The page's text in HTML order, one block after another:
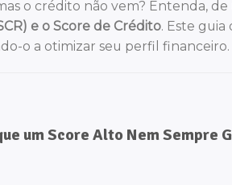
o crédito não vem? Entenda,
e o Score de Crédito. Este
o a otimizar seu perfil financeiro.
um Score Alto Nem Sempre